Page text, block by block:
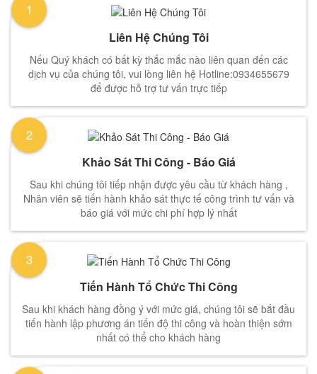
Liên Hệ Chúng Tôi
Nếu Quý khách có bất kỳ thắc mắc nào liên quan đến các
dịch vụ của chúng tôi, vui lòng liên hệ Hotline:0934655679
để được hỗ trợ tư vấn trực tiếp
1
Khảo Sát Thi Công - Báo Giá
Sau khi chúng tôi tiếp nhận được yêu cầu từ khách hàng ,
Nhân viên sẽ tiến hành khảo sát thực tế công trình tư vấn và
báo giá với mức chi phí hợp lý nhất
2
Tiến Hành Tổ Chức Thi Công
Sau khi khách hàng đồng ý với mức giá, chúng tôi sẽ bắt đầu
tiến hành lập phương án tiến độ thi công và hoàn thiện sớm
nhất có thể cho khách hàng
3